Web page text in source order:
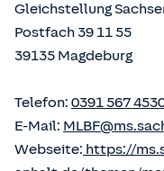
Gleichstellung
Postfach 39 11 55
39135 Magdeburg
Telefon: 0391 567
E-Mail:
Webseite: https://